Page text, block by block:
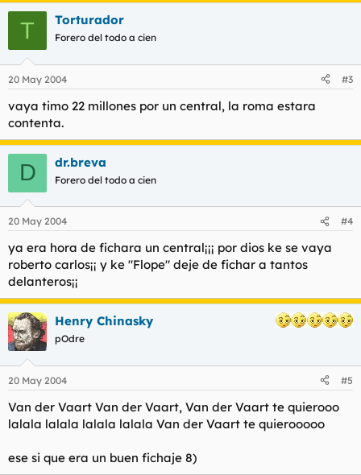
T Torturador
Forero del todo a cien
20 May 2004 #3
vaya timo 22 millones por un central, la roma estara
contenta.
D dr.breva
Forero del todo a cien
20 May 2004 #4
ya era hora de fichara un central¡¡¡ por dios ke se vaya
roberto carlos¡¡ y ke "Flope" deje de fichar a tantos
delanteros¡¡
Henry Chinasky
pOdre
20 May 2004 #5
Van der Vaart Van der Vaart, Van der Vaart te quierooo
lalala lalala lalala lalala Van der Vaart te quierooooo
ese si que era un buen fichaje 8)